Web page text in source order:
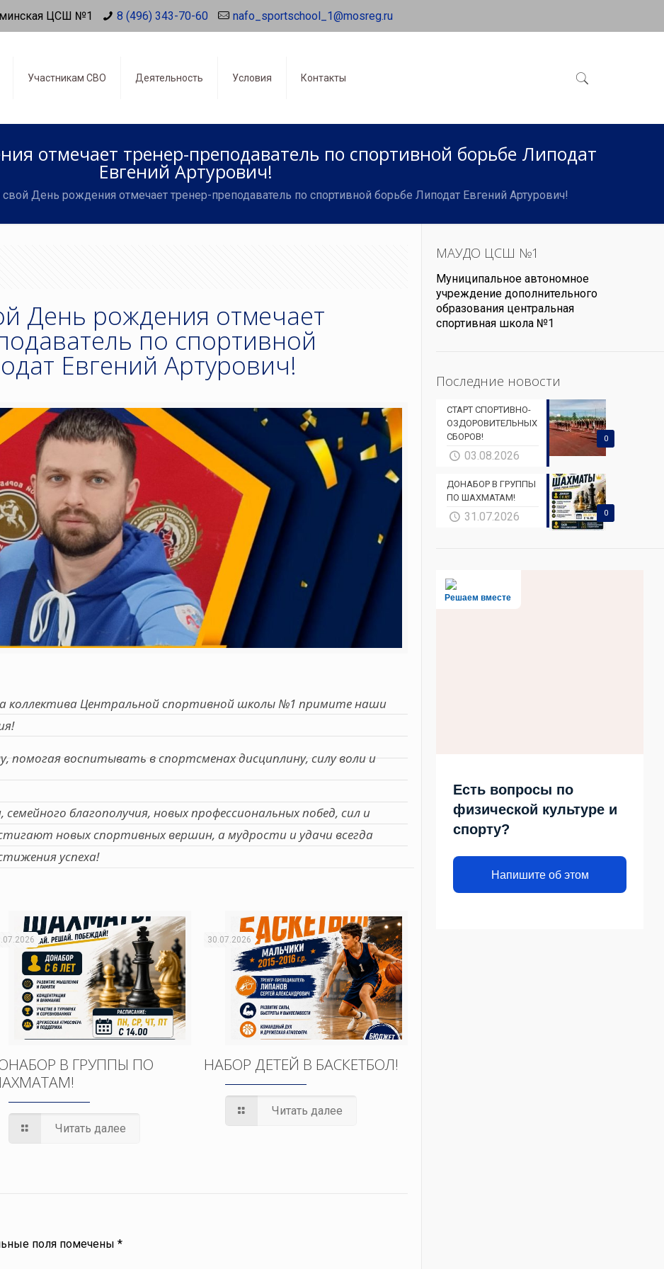
ЦСШ №1 8 (496) 343-70-60 nafo_sportschool_1@mosreg.ru
Участникам СВО Деятельность Условия Контакты
отмечает тренер-преподаватель по спортивной борьбе Липодат
Евгений Артурович!
свой День рождения отмечает тренер-преподаватель по спортивной борьбе Липодат Евгений Артурович!
День рождения отмечает
по спортивной
Евгений Артурович!
коллектива Центральной спортивной школы №1 примите наши
помогая воспитывать в спортсменах дисциплину, силу воли и
благополучия, новых профессиональных побед, сил и
новых спортивных вершин, а мудрости и удачи всегда
успеха!
В ГРУППЫ ПО
Читать далее
30.07.2026
НАБОР ДЕТЕЙ В БАСКЕТБОЛ!
Читать далее
поля помечены*
МАУДО ЦСШ №1
Муниципальное автономное
учреждение дополнительного
образования центральная
спортивная школа №1
Последние новости
0
СТАРТ СПОРТИВНО-
ОЗДОРОВИТЕЛЬНЫХ
СБОРОВ!
03.08.2026
0
ДОНАБОР В ГРУППЫ
ПО ШАХМАТАМ!
31.07.2026
Решаем вместе
Есть вопросы по
физической культуре и
спорту?
Напишите об этом